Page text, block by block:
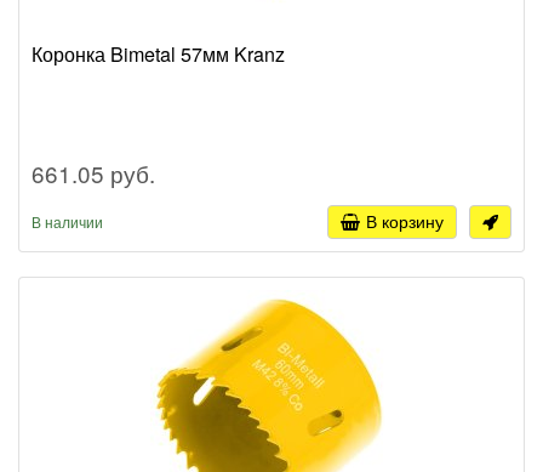
Коронка Bimetal 57мм Kranz
661.05 руб.
В наличии В корзину